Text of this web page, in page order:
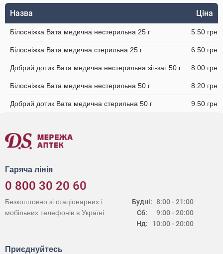
Назва Ціна
Білосніжка Вата медична нестерильна 25 г 5.50 грн
Білосніжка Вата медична стерильна 25 г 6.50 грн
Добрий дотик Вата медична нестерильна зіг-заг 50 г 8.00 грн
Білосніжка Вата медична нестерильна 50 г 8.20 грн
Добрий дотик Вата медична стерильна 50 г 9.50 грн
Гаряча лінія
0 800 30 20 60
Будні:
Сб:
Нд:
8:00 - 21:00
9:00 - 20:00
10:00 - 20:00
Безкоштовно зі стаціонарних і
мобільних телефонів в Україні
Приєднуйтесь